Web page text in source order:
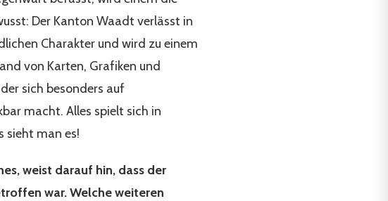
Der Kanton Waadt verlässt in
Charakter und wird zu einem
von Karten, Grafiken und
sich besonders auf
macht. Alles spielt sich in
sieht man es!
weist darauf hin, dass der
war. Welche weiteren